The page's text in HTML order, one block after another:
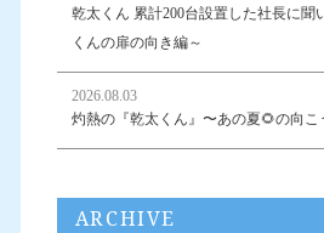
乾太くん 累計200台設置した社長に聞
くんの扉の向き編～
2026.08.03
灼熱の『乾太くん』〜あの夏🌻の向こ
ARCHIVE